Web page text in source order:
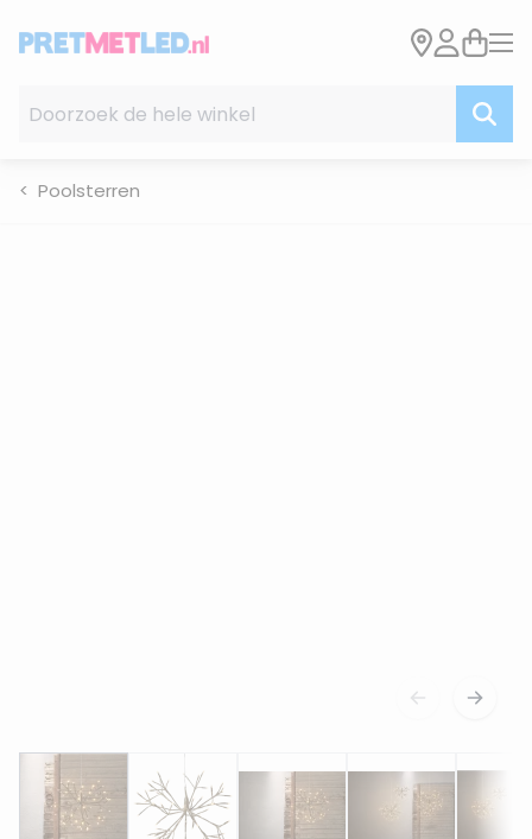
Poolsterren